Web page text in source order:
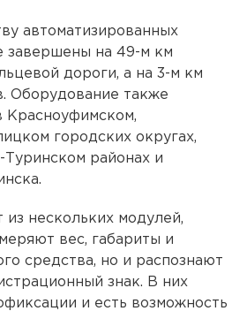
автоматизированных
завершены на 49-м км
дороги, а на 3-м км
Оборудование также
Красноуфимском,
городских округах,
районах и
нескольких модулей,
вес, габариты и
средства, но и распознают
знак. В них
и есть возможность